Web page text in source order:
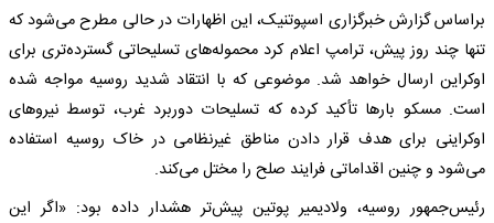
براساس گزارش خبرگزاری اسپوتنیک، این اظهارات در حالی مطرح می‌شود که
تنها چند روز پیش، ترامپ اعلام کرد محموله‌های تسلیحاتی گسترده‌تری برای
اوکراین ارسال خواهد شد. موضوعی که با انتقاد شدید روسیه مواجه شده
است. مسکو بارها تأکید کرده که تسلیحات دوربرد غرب، توسط نیروهای
اوکراینی برای هدف قرار دادن مناطق غیرنظامی در خاک روسیه استفاده
می‌شود و چنین اقداماتی فرایند صلح را مختل می‌کند.
رئیس‌جمهور روسیه، ولادیمیر پوتین پیش‌تر هشدار داده بود: «اگر این